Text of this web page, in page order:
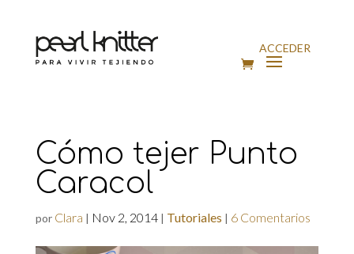
ACCEDER
Cómo tejer Punto
Caracol
por Clara | Nov 2, 2014| Tutoriales | 6 Comentarios